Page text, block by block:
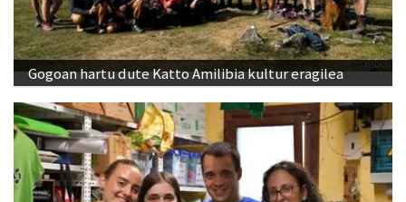
Gogoan hartu dute Katto Amilibia kultur eragilea